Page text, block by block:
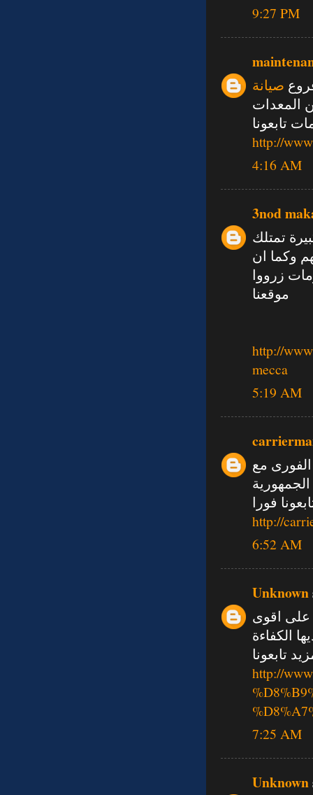
9:27 PM
صيانة
المعدات
تابعونا
http://
4:16 AM
3nod
تمتلك
وكما ان
زرووا
موقعنا
http://
mecca
5:19 AM
مع
فورا
http://
6:52 AM
Unknown
على اقوى
الكفاءة
تابعونا
http://
7:25 AM
Unknown